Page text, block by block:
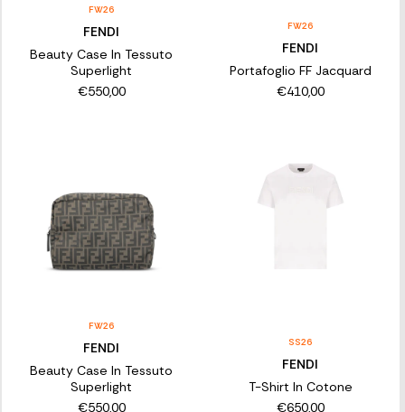
FW26
FENDI
Beauty Case In Tessuto
Superlight
€550,00
FW26
FENDI
Portafoglio FF Jacquard
€410,00
FW26
FENDI
Beauty Case In Tessuto
Superlight
€550,00
SS26
FENDI
T-Shirt In Cotone
€650,00